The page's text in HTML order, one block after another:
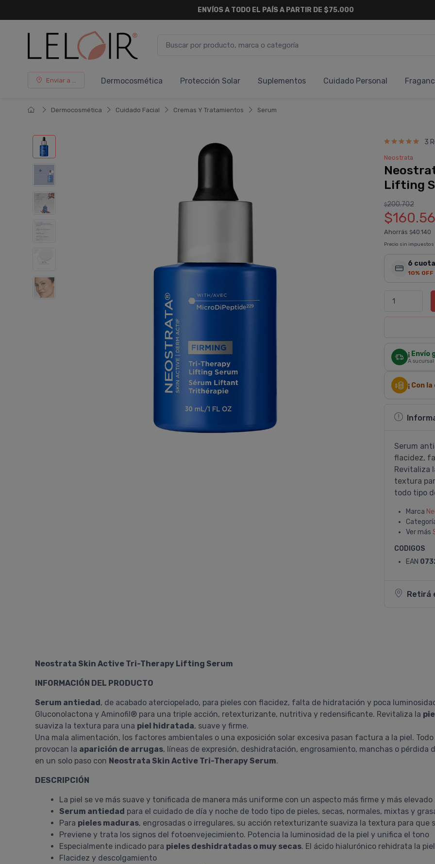
Enviar a ... Dermocosmética Protección Solar Suplementos Cuidado Personal
Dermocosmética Cuidado Facial Cremas Y Tratamientos Serum
3
Neostrata
Lifting
$200.702
Ahorrás $40.140
Precio sin
6
10% OFF
¡ Envío
A
¡ Con
Serum
flacidez,
Revitaliza
textura
todo tipo
Marca
Ver más
CODIGOS
EAN
Retirá
Neostrata Skin Active Tri-Therapy Lifting Serum
INFORMACIÓN DEL PRODUCTO
Serum antiedad, de acabado aterciopelado, para pieles con flacidez, falta de hidratación y poca
Gluconolactona y Aminofil® para una triple acción, retexturizante, nutritiva y redensificante. Revitaliza la
suaviza la textura para una piel hidratada, suave y firme.
Una mala alimentación, los factores ambientales o una exposición solar excesiva pasan factura a la piel.
provocan la aparición de arrugas, líneas de expresión, deshidratación, engrosamiento, manchas o pérdida
en un solo paso con Neostrata Skin Active Tri-Therapy Serum.
DESCRIPCIÓN
La piel se ve más suave y tonificada de manera más uniforme con un aspecto más firme y más elevado
Serum antiedad para el cuidado de día y noche de todo tipo de pieles, secas, normales, mixtas y
Para pieles maduras, engrosadas o irregulares, su acción retexturizante suaviza la textura para que
Previene y trata los signos del fotoenvejecimiento. Potencia la luminosidad de la piel y unifica el tono
Especialmente indicado para pieles deshidratadas o muy secas. El ácido hialurónico rehidrata la
Flacidez y descolgamiento